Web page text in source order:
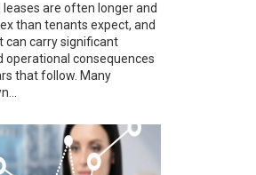
are often longer and
than tenants expect, and
can carry significant
operational consequences
that follow. Many